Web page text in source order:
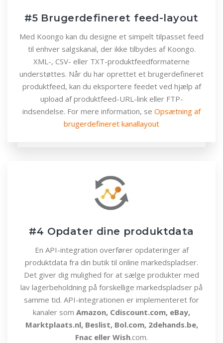
#5 Brugerdefineret feed-layout
Med Koongo kan du designe et simpelt tilpasset feed
til enhver salgskanal, der ikke tilbydes af Koongo.
XML-, CSV- eller TXT-produktfeedformaterne
understøttes. Når du har oprettet et brugerdefineret
produktfeed, kan du eksportere feedet ved hjælp af
upload af produktfeed-URL-link eller FTP-
indsendelse. For mere information, se Opsætning af
brugerdefineret kanallayout
#4 Opdater dine produktdata
En API-integration overfører opdateringer af
produktdata fra din butik til online markedspladser.
Det giver dig mulighed for at sælge produkter med
lav lagerbeholdning på forskellige markedspladser på
samme tid. API-integrationen er implementeret for
kanaler som Amazon, Cdiscount.com, eBay,
Marktplaats.nl, Beslist, Bol.com, 2dehands.be,
Fnac eller Wish.com.